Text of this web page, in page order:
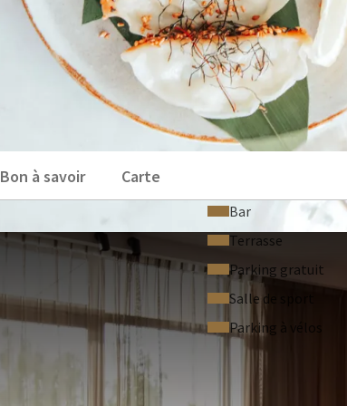
INFORMATIONS SUR L'HÔTEL
Bon à savoir Carte
Bar
Terrasse
Parking gratuit
Salle de sport
Parking à vélos
QUESTIONS FRÉQUEMMENT POSÉES